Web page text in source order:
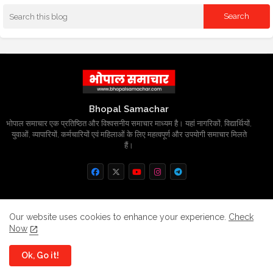
Bhopal Samachar
भोपाल समाचार एक प्रतिष्ठित और विश्वसनीय समाचार माध्यम है। यहां नागरिकों, विद्यार्थियों,
युवाओं, व्यापारियों, कर्मचारियों एवं महिलाओं के लिए महत्वपूर्ण और उपयोगी समाचार मिलते
हैं।
All Right Reserved Copyright
Home About Contact us
Privacy Policy
Our website uses cookies to enhance your experience. Check
Now
Ok, Go it!